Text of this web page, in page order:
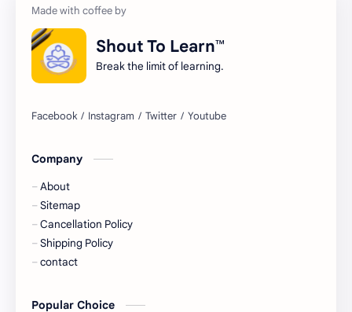
Shout To Learn™
Break the limit of learning.
Company
About
Sitemap
Cancellation Policy
Shipping Policy
contact
Popular Choice